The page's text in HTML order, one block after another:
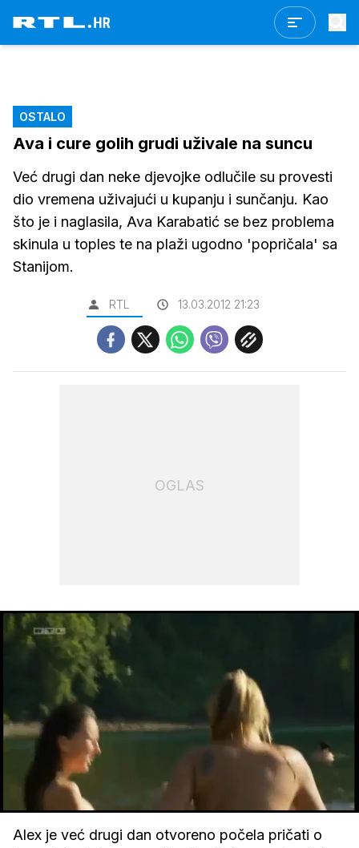
OSTALO
Ava i cure golih grudi uživale na suncu
Već drugi dan neke djevojke odlučile su provesti
dio vremena uživajući u kupanju i sunčanju. Kao
što je i naglasila, Ava Karabatić se bez problema
skinula u toples te na plaži ugodno 'popričala' sa
Stanijom.
RTL 13.03.2012 21:23
OGLAS
zvuk
Loaded:
17.14%
Alex je već drugi dan otvoreno počela pričati o